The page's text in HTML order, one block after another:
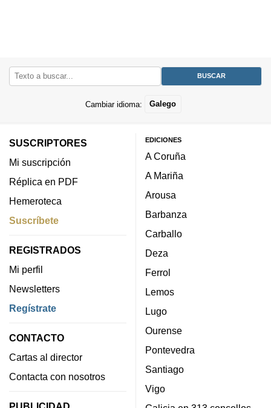
Cambiar idioma: Galego
SUSCRIPTORES
Mi suscripción
Réplica en PDF
Hemeroteca
Suscríbete
REGISTRADOS
Mi perfil
Newsletters
Regístrate
CONTACTO
Cartas al director
Contacta con nosotros
EDICIONES
A Coruña
A Mariña
Arousa
Barbanza
Carballo
Deza
Ferrol
Lemos
Lugo
Ourense
Pontevedra
Santiago
Vigo